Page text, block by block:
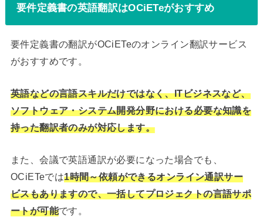
要件定義書の英語翻訳はOCiETeがおすすめ
要件定義書の翻訳がOCiETeのオンライン翻訳サービス
がおすすめです。
英語などの言語スキルだけではなく、ITビジネスなど、
ソフトウェア・システム開発分野における必要な知識を
持った翻訳者のみが対応します。
また、会議で英語通訳が必要になった場合でも、
OCiETeでは1時間～依頼ができるオンライン通訳サー
ビスもありますので、一括してプロジェクトの言語サポ
ートが可能です。